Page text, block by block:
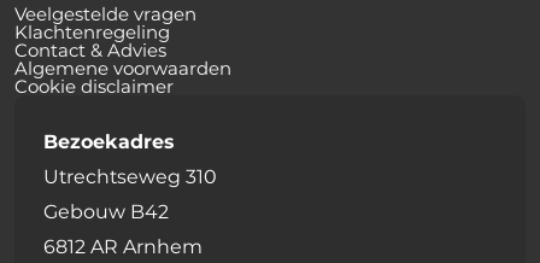
Veelgestelde vragen
Klachtenregeling
Contact & Advies
Algemene voorwaarden
Cookie disclaimer
Bezoekadres
Utrechtseweg 310
Gebouw B42
6812 AR Arnhem